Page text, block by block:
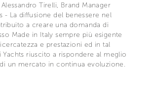
Tirelli, Brand Manager
- La diffusione del benessere nel
a creare una domanda di
Made in Italy sempre più esigente
e prestazioni ed in tal
Yachts riuscito a rispondere al meglio
un mercato in continua evoluzione.